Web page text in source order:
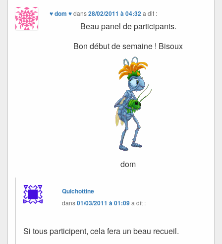
♥ dom ♥dans28/02/2011 à 04:32 a dit :
Beau panel de participants.
Bon début de semaine ! Bisoux
dom
Quichottine
dans01/03/2011 à 01:09a dit :
Si tous participent, cela fera un beau recueil.